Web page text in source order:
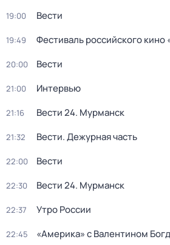
19:00 Вести
19:49 Фестиваль российского кино
20:00 Вести
21:00 Интервью
21:16 Вести 24. Мурманск
21:32 Вести. Дежурная часть
22:00 Вести
22:30 Вести 24. Мурманск
22:37 Утро России
22:45 «Америка» с Валентином